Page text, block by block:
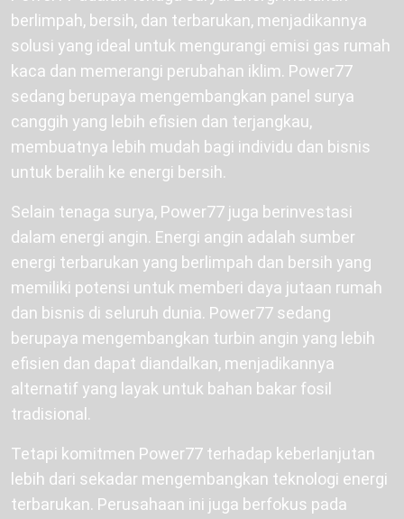
berlimpah, bersih, dan terbarukan, menjadikannya
solusi yang ideal untuk mengurangi emisi gas rumah
kaca dan memerangi perubahan iklim. Power77
sedang berupaya mengembangkan panel surya
canggih yang lebih efisien dan terjangkau,
membuatnya lebih mudah bagi individu dan bisnis
untuk beralih ke energi bersih.
Selain tenaga surya, Power77 juga berinvestasi
dalam energi angin. Energi angin adalah sumber
energi terbarukan yang berlimpah dan bersih yang
memiliki potensi untuk memberi daya jutaan rumah
dan bisnis di seluruh dunia. Power77 sedang
berupaya mengembangkan turbin angin yang lebih
efisien dan dapat diandalkan, menjadikannya
alternatif yang layak untuk bahan bakar fosil
tradisional.
Tetapi komitmen Power77 terhadap keberlanjutan
lebih dari sekadar mengembangkan teknologi energi
terbarukan. Perusahaan ini juga berfokus pada